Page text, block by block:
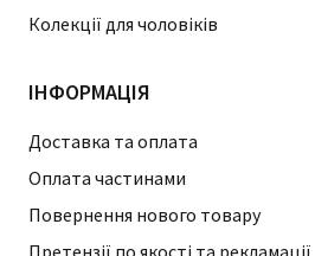
Колекції для чоловіків
ІНФОРМАЦІЯ
Доставка та оплата
Оплата частинами
Повернення нового товару
Претензії по якості та рекламації